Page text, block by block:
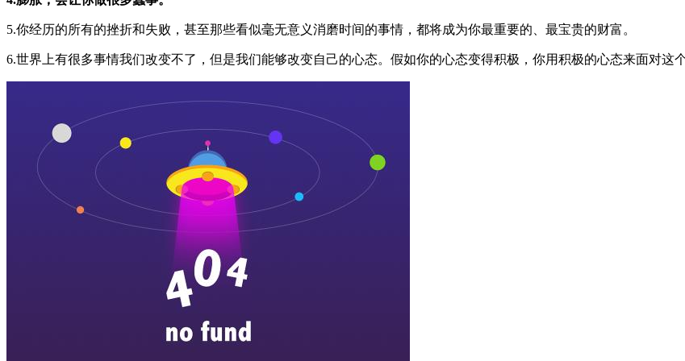
5.你经历的所有的挫折和失败，甚至那些看似毫无意义消磨时间的事情，都将成为你最重要的、最宝贵的财富。
6.世界上有很多事情我们改变不了，但是我们能够改变自己的心态。假如你的心态变得积极，你用积极的心态来面对这